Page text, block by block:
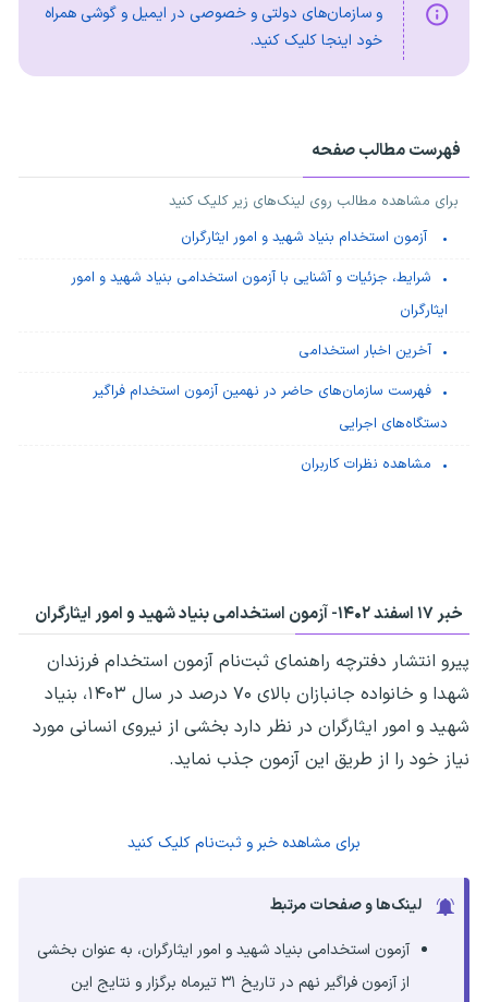
و سازمان‌های دولتی و خصوصی در ایمیل و گوشی همراه
خود اینجا کلیک کنید.
فهرست مطالب صفحه
برای مشاهده مطالب روی لینک‌های زیر کلیک کنید
آزمون استخدام بنیاد شهید و امور ایثارگران
شرایط، جزئیات و آشنایی با آزمون استخدامی بنیاد شهید و امور
ایثارگران
آخرین اخبار استخدامی
فهرست سازمان‌های حاضر در نهمین آزمون استخدام فراگیر
دستگاه‌های اجرایی
مشاهده نظرات کاربران
خبر ۱۷ اسفند ۱۴۰۲- آزمون استخدامی بنیاد شهید و امور ایثارگران
پیرو انتشار دفترچه راهنمای ثبت‌نام آزمون استخدام فرزندان
شهدا و خانواده جانبازان بالای ۷۰ درصد در سال ۱۴۰۳، بنیاد
شهید و امور ایثارگران در نظر دارد بخشی از نیروی انسانی مورد
نیاز خود را از طریق این آزمون جذب نماید.
برای مشاهده خبر و ثبت‌نام کلیک کنید
لینک‌ها و صفحات مرتبط
آزمون استخدامی بنیاد شهید و امور ایثارگران، به عنوان بخشی
از آزمون فراگیر نهم در تاریخ ۳۱ تیرماه برگزار و نتایج این